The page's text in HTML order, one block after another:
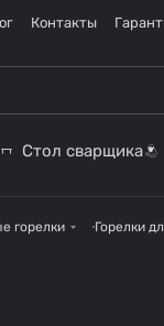
Контакты
Стол сварщика
горелки Горелки